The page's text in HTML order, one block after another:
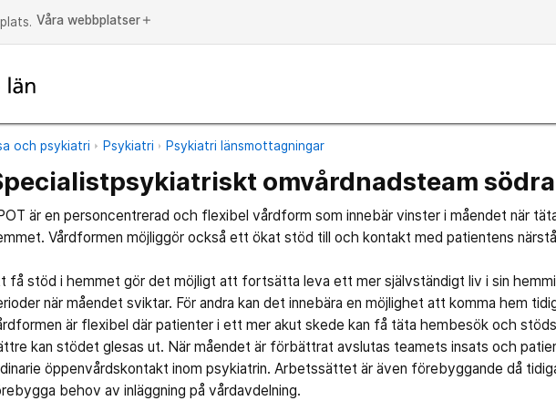
Våra webbplatser add
och psykiatri Psykiatri Psykiatri länsmottagningar
omvårdnadsteam
är en personcentrerad och flexibel vårdform som innebär vinster i måendet när
Vårdformen möjliggör också ett ökat stöd till och kontakt med patientens
få stöd i hemmet gör det möjligt att fortsätta leva ett mer självständigt liv i sin
när måendet sviktar. För andra kan det innebära en möjlighet att komma hem
är flexibel där patienter i ett mer akut skede kan få täta hembesök och
kan stödet glesas ut. När måendet är förbättrat avslutas teamets insats och
öppenvårdskontakt inom psykiatrin. Arbetssättet är även förebyggande då
behov av inläggning på vårdavdelning.